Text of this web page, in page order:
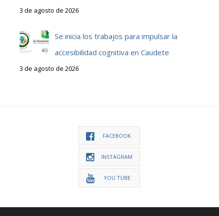
3 de agosto de 2026
Se inicia los trabajos para impulsar la
accesibilidad cognitiva en Caudete
3 de agosto de 2026
FACEBOOK
INSTAGRAM
YOU TUBE